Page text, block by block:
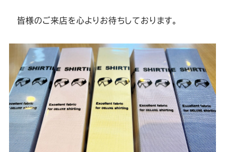
皆様のご来店を心よりお待ちしております。